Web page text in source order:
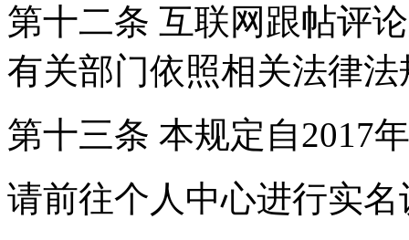
第十二条 互联网跟帖评
有关部门依照相关法律
第十三条 本规定自2017
请前往个人中心进行实名